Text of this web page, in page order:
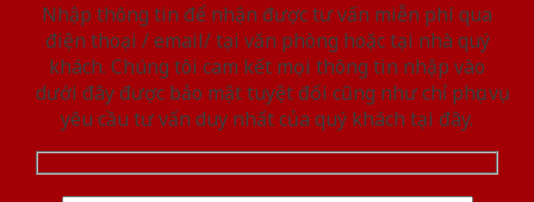
Nhập thông tin để nhận được tư vấn miễn phí qua
điện thoại / email/ tại văn phòng hoặc tại nhà quý
khách. Chúng tôi cam kết mọi thông tin nhập vào
dưới đây được bảo mật tuyệt đối cũng như chỉ phục vụ
yêu cầu tư vấn duy nhất của quý khách tại đây.